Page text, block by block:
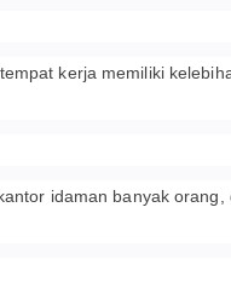
kerja memiliki
idaman banyak orang,